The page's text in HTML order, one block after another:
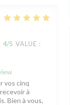
4/5 VALUE :
vos cinq
à
Bien à vous,